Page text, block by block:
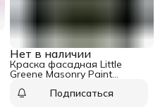
Нет в наличии
Краска фасадная Little
Greene Masonry Paint
White 5 лПодписаться